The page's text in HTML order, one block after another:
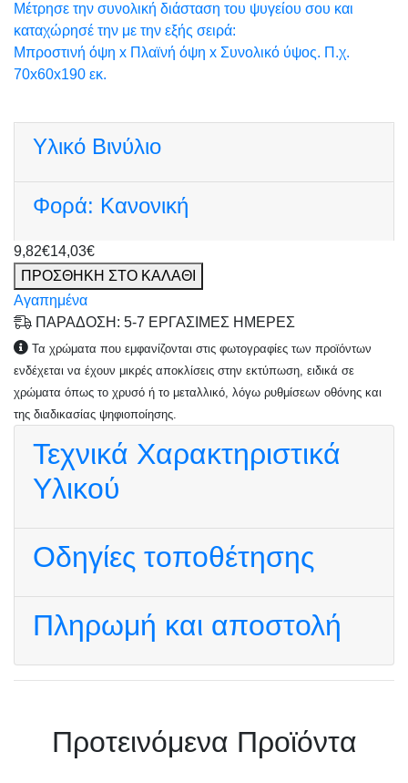
Μέτρησε την συνολική διάσταση του ψυγείου σου και
καταχώρησέ την με την εξής σειρά:
Μπροστινή όψη x Πλαϊνή όψη x Συνολικό ύψος. Π.χ.
70x60x190 εκ.
Υλικό Βινύλιο
Φορά: Κανονική
9,82€14,03€
ΠΡΟΣΘΗΚΗ ΣΤΟ ΚΑΛΑΘΙ
Αγαπημένα
ΠΑΡΑΔΟΣΗ: 5-7 ΕΡΓΑΣΙΜΕΣ ΗΜΕΡΕΣ
Τα χρώματα που εμφανίζονται στις φωτογραφίες των προϊόντων
ενδέχεται να έχουν μικρές αποκλίσεις στην εκτύπωση, ειδικά σε
χρώματα όπως το χρυσό ή το μεταλλικό, λόγω ρυθμίσεων οθόνης και
της διαδικασίας ψηφιοποίησης.
Τεχνικά Χαρακτηριστικά
Υλικού
Οδηγίες τοποθέτησης
Πληρωμή και αποστολή
Πρoτεινόμενα Προϊόντα